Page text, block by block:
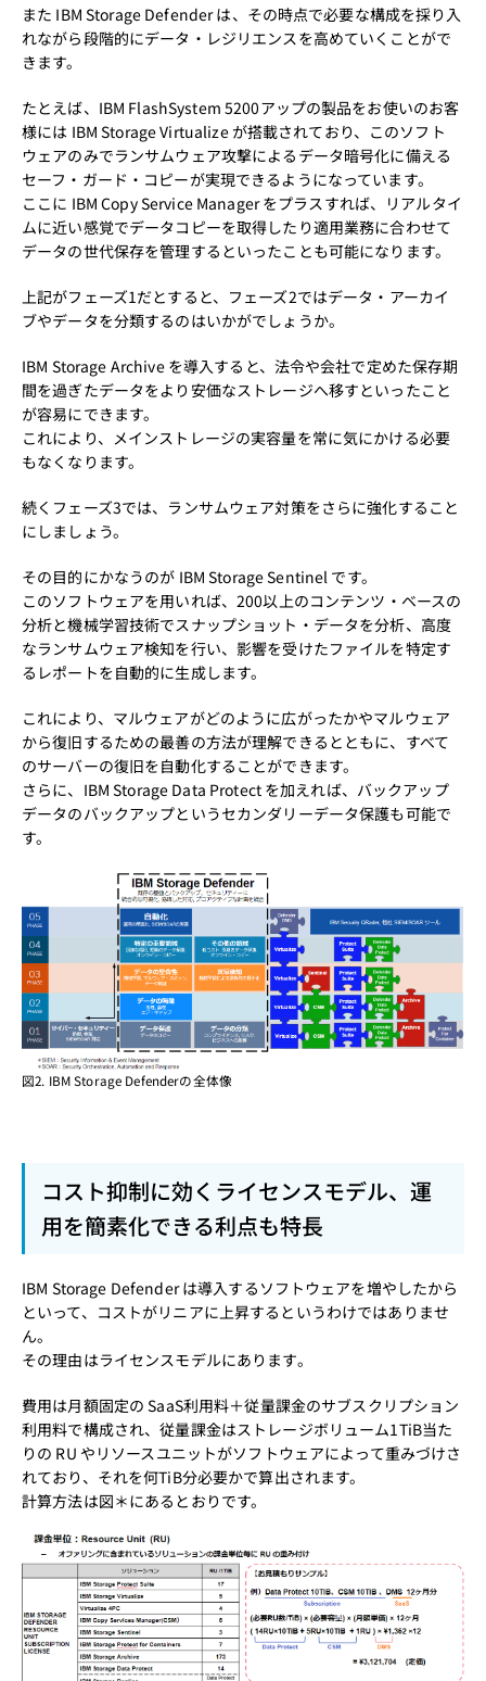
また IBM Storage Defender は、その時点で必要な構成を採り入
れながら段階的にデータ・レジリエンスを高めていくことがで
きます。
たとえば、IBM FlashSystem 5200アップの製品をお使いのお客
様には IBM Storage Virtualize が搭載されており、このソフト
ウェアのみでランサムウェア攻撃によるデータ暗号化に備える
セーフ・ガード・コピーが実現できるようになっています。
ここに IBM Copy Service Manager をプラスすれば、リアルタイ
ムに近い感覚でデータコピーを取得したり適用業務に合わせて
データの世代保存を管理するといったことも可能になります。
上記がフェーズ1だとすると、フェーズ2ではデータ・アーカイ
ブやデータを分類するのはいかがでしょうか。
IBM Storage Archive を導入すると、法令や会社で定めた保存期
間を過ぎたデータをより安価なストレージへ移すといったこと
が容易にできます。
これにより、メインストレージの実容量を常に気にかける必要
もなくなります。
続くフェーズ3では、ランサムウェア対策をさらに強化すること
にしましょう。
その目的にかなうのが IBM Storage Sentinel です。
このソフトウェアを用いれば、200以上のコンテンツ・ベースの
分析と機械学習技術でスナップショット・データを分析、高度
なランサムウェア検知を行い、影響を受けたファイルを特定す
るレポートを自動的に生成します。
これにより、マルウェアがどのように広がったかやマルウェア
から復旧するための最善の方法が理解できるとともに、すべて
のサーバーの復旧を自動化することができます。
さらに、IBM Storage Data Protect を加えれば、バックアップ
データのバックアップというセカンダリーデータ保護も可能で
す。
図2. IBM Storage Defenderの全体像
コスト抑制に効くライセンスモデル、運
用を簡素化できる利点も特長
IBM Storage Defender は導入するソフトウェアを増やしたから
といって、コストがリニアに上昇するというわけではありませ
ん。
その理由はライセンスモデルにあります。
費用は月額固定の SaaS利用料＋従量課金のサブスクリプション
利用料で構成され、従量課金はストレージボリューム1TiB当た
りの RU やリソースユニットがソフトウェアによって重みづけさ
れており、それを何TiB分必要かで算出されます。
計算方法は図＊にあるとおりです。